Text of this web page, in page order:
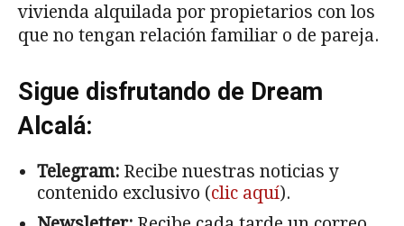
vivienda alquilada por propietarios con los
que no tengan relación familiar o de pareja.
Sigue disfrutando de Dream
Alcalá:
Telegram: Recibe nuestras noticias y
contenido exclusivo (clic aquí).